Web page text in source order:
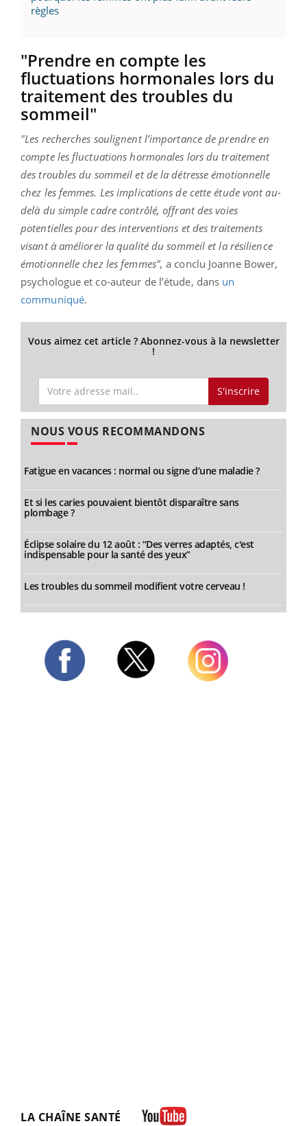
règles
"Prendre en compte les
fluctuations hormonales lors du
traitement des troubles du
sommeil"
"Les recherches soulignent l’importance de prendre en
compte les fluctuations hormonales lors du traitement
des troubles du sommeil et de la détresse émotionnelle
chez les femmes. Les implications de cette étude vont au-
delà du simple cadre contrôlé, offrant des voies
potentielles pour des interventions et des traitements
visant à améliorer la qualité du sommeil et la résilience
émotionnelle chez les femmes", a conclu Joanne Bower,
psychologue et co-auteur de l’étude, dans un
communiqué.
Vous aimez cet article ? Abonnez-vous à la newsletter
!
S'inscrire
NOUS VOUS RECOMMANDONS
Fatigue en vacances : normal ou signe d’une maladie ?
Et si les caries pouvaient bientôt disparaître sans
plombage ?
Éclipse solaire du 12 août : “Des verres adaptés, c'est
indispensable pour la santé des yeux”
Les troubles du sommeil modifient votre cerveau !
LA CHAÎNE SANTÉ